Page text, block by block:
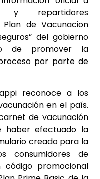
y repartidores
de Vacunacion
del gobierno
de promover la
por parte de
reconoce a los
en el país.
de vacunación
haber efectuado la
creado para la
consumidores de
promocional